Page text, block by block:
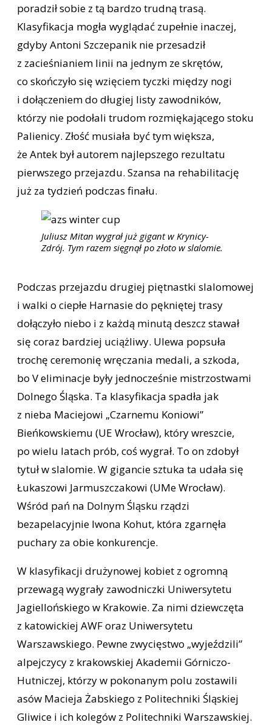
poradził sobie z tą bardzo trudną trasą.
Klasyfikacja mogła wyglądać zupełnie inaczej,
gdyby Antoni Szczepanik nie przesadził
z zacieśnianiem linii na jednym ze skrętów,
co skończyło się wzięciem tyczki między nogi
i dołączeniem do długiej listy zawodników,
którzy nie podołali trudom rozmiękającego stoku
Palienicy. Złość musiała być tym większa,
że Antek był autorem najlepszego rezultatu
pierwszego przejazdu. Szansa na rehabilitację
już za tydzień podczas finału.
Juliusz Mitan wygrał już gigant w Krynicy-
Zdrój. Tym razem sięgnął po złoto w slalomie.
Podczas przejazdu drugiej piętnastki slalomowej
i walki o ciepłe Harnasie do pękniętej trasy
dołączyło niebo i z każdą minutą deszcz stawał
się coraz bardziej uciążliwy. Ulewa popsuła
trochę ceremonię wręczania medali, a szkoda,
bo V eliminacje były jednocześnie mistrzostwami
Dolnego Śląska. Ta klasyfikacja spadła jak
z nieba Maciejowi „Czarnemu Koniowi”
Bieńkowskiemu (UE Wrocław), który wreszcie,
po wielu latach prób, coś wygrał. To on zdobył
tytuł w slalomie. W gigancie sztuka ta udała się
Łukaszowi Jarmuszczakowi (UMe Wrocław).
Wśród pań na Dolnym Śląsku rządzi
bezapelacyjnie Iwona Kohut, która zgarnęła
puchary za obie konkurencje.
W klasyfikacji drużynowej kobiet z ogromną
przewagą wygrały zawodniczki Uniwersytetu
Jagiellońskiego w Krakowie. Za nimi dziewczęta
z katowickiej AWF oraz Uniwersytetu
Warszawskiego. Pewne zwycięstwo „wyjeździli”
alpejczycy z krakowskiej Akademii Górniczo-
Hutniczej, którzy w pokonanym polu zostawili
asów Macieja Żabskiego z Politechniki Śląskiej
Gliwice i ich kolegów z Politechniki Warszawskiej.